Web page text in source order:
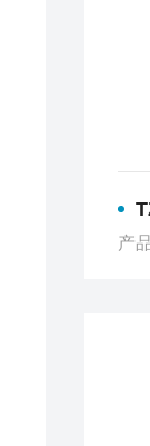
产